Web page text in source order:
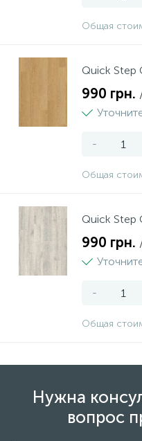
Общая
Quick Step
990 грн.
-
Общая
Quick Step
990 грн.
-
Общая
Нужна
вопрос